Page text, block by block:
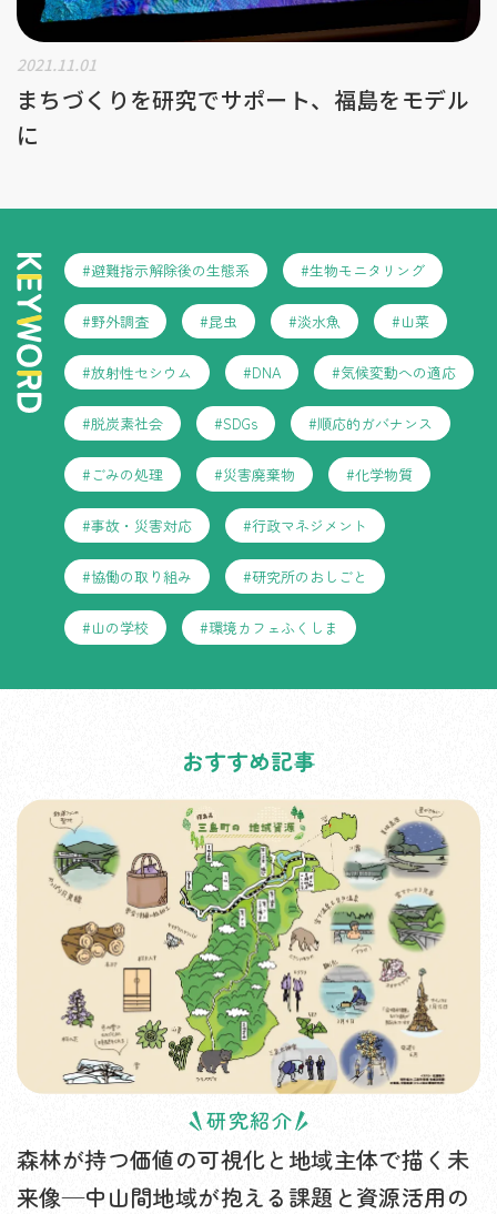
まちづくりを研究でサポート、福島をモデル
に
2021.11.01
#避難指示解除後の生態系 #生物モニタリング
#野外調査 #昆虫 #淡水魚 #山菜
#放射性セシウム #DNA #気候変動への適応
#脱炭素社会 #SDGs #順応的ガバナンス
#ごみの処理 #災害廃棄物 #化学物質
#事故・災害対応 #行政マネジメント
#協働の取り組み #研究所のおしごと
#山の学校 #環境カフェふくしま
おすすめ記事
森林が持つ価値の可視化と地域主体で描く未
来像—中山間地域が抱える課題と資源活用の
研究紹介